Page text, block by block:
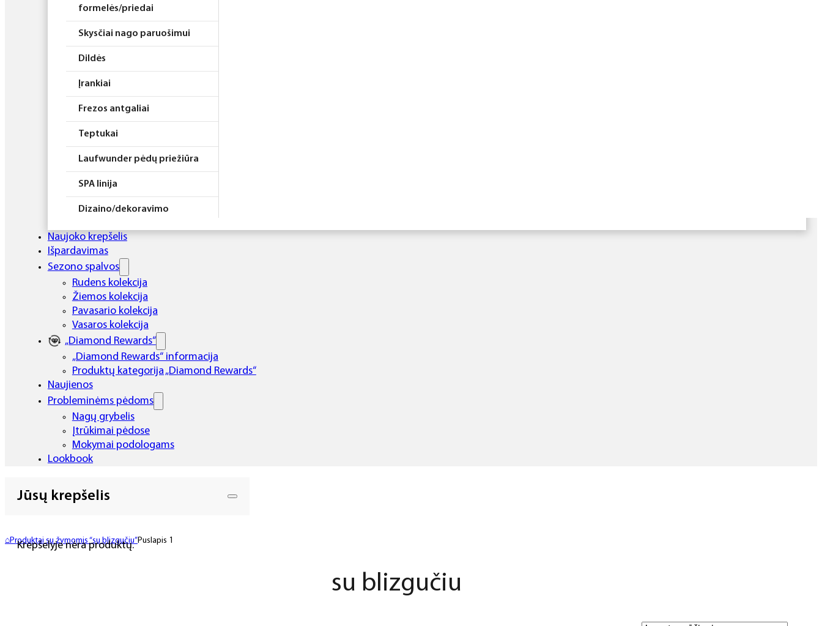
formelės/priedai
Skysčiai nago paruošimui
Dildės
Įrankiai
Frezos antgaliai
Teptukai
Laufwunder pėdų priežiūra
SPA linija
Dizaino/dekoravimo
Elektros prietaisai
Higiena
Atributika
Rinkiniai
Naujoko krepšelis
Išpardavimas
Sezono spalvos
Rudens kolekcija
Žiemos kolekcija
Pavasario kolekcija
Vasaros kolekcija
„Diamond Rewards“
„Diamond Rewards“ informacija
Produktų kategorija „Diamond Rewards“
Naujienos
Probleminėms pėdoms
Nagų grybelis
Įtrūkimai pėdose
Mokymai podologams
Lookbook
Jūsų krepšelis
Krepšelyje nėra produktų.
⌂Produktai su žymomis “su blizgučiu” Puslapis 1
su blizgučiu